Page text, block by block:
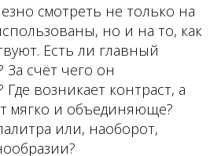
смотреть не только на
но и на то, как
Есть ли главный
счёт чего он
Где возникает контраст, а
мягко и объединяюще?
или, наоборот,